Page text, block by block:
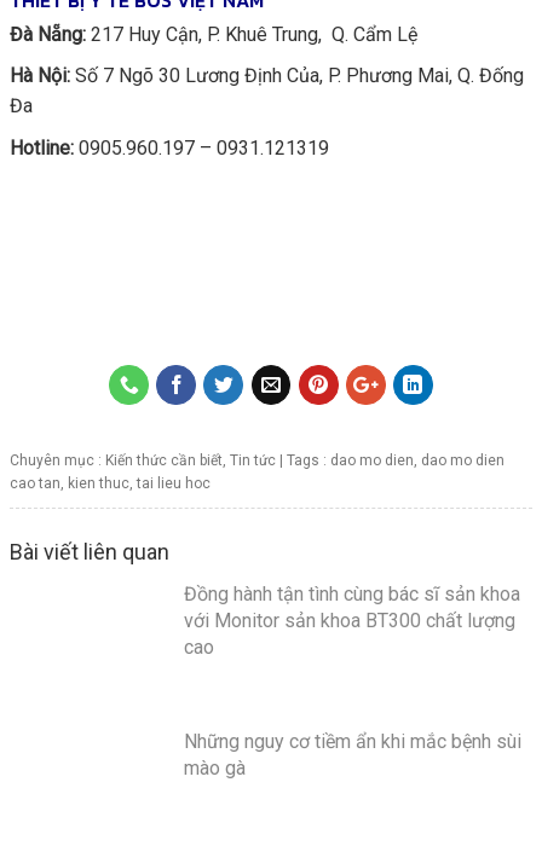
Đà Nẵng: 217 Huy Cận, P. Khuê Trung, Q. Cẩm Lệ
Hà Nội: Số 7 Ngõ 30 Lương Định Của, P. Phương Mai, Q. Đống
Đa
Hotline: 0905.960.197 – 0931.121319
Chuyên mục : Kiến thức cần biết, Tin tức | Tags : dao mo dien, dao mo dien
cao tan, kien thuc,tai lieu hoc
Bài viết liên quan
Đồng hành tận tình cùng bác sĩ sản khoa
với Monitor sản khoa BT300 chất lượng
cao
Những nguy cơ tiềm ẩn khi mắc bệnh sùi
mào gà